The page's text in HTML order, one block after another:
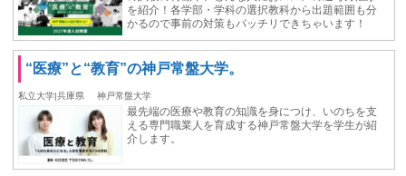
を紹介！各学部・学科の選択教科から出題範囲も分
かるので事前の対策もバッチリできちゃいます！
“医療”と“教育”の神戸常盤大学。
私立大学|兵庫県 神戸常盤大学
最先端の医療や教育の知識を身につけ、いのちを支
える専門職業人を育成する神戸常盤大学を学生が紹
介します。